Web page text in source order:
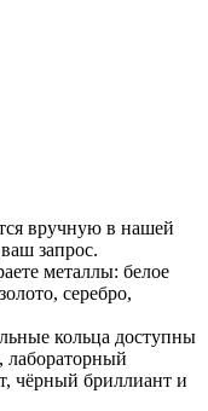
вручную в нашей
запрос.
металлы: белое
серебро,
кольца доступны
лабораторный
чёрный бриллиант и